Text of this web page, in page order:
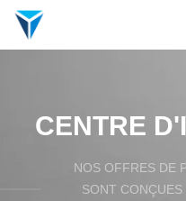
CENTRE
NOS OFFRES DE
SONT